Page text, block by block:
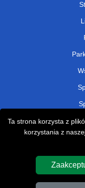
Ta strona korzysta z
korzystania z